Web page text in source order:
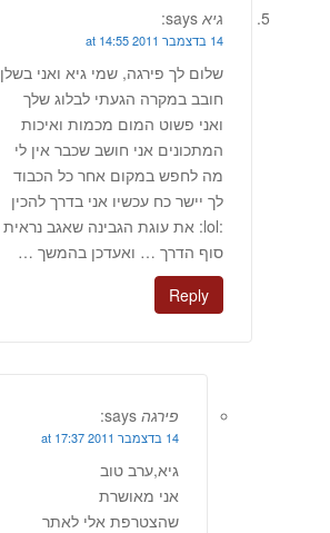
גיא says:
14 בדצמבר 2011 at 14:55
שלום לך פירגה, שמי גיא ואני בשלן
חובב במקרה הגעתי לבלוג שלך
ואני פשוט המום מכמות ואיכות
המתכונים אני חושב שכבר אין לי
מה לחפש במקום אחר כל הכבוד
לך יישר כח עכשיו אני בדרך להכין
:lol: את עוגת הגבינה שאגב נראית
סוף הדרך … ואעדכן בהמשך …
Reply
פירגה says:
14 בדצמבר 2011 at 17:37
גיא,ערב טוב
אני מאושרת
שהצטרפת אלי לאתר